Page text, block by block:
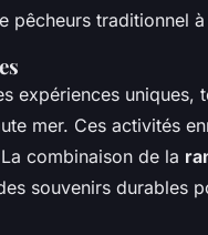
pêcheurs traditionnel
expériences uniques,
mer. Ces activités
combinaison de la
souvenirs durables